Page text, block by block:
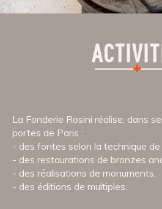
La Fonderie Rosini réalise, dans
portes de Paris :
des fontes selon la technique de
des restaurations de bronzes
des réalisations de monuments,
des éditions de multiples.